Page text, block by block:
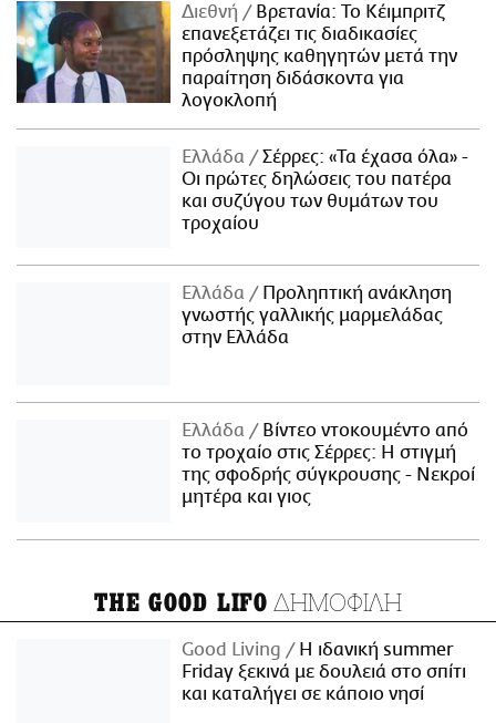
Διεθνή
Βρετανία: Το Κέιμπριτζ
επανεξετάζει τις διαδικασίες
πρόσληψης καθηγητών μετά την
παραίτηση διδάσκοντα για
λογοκλοπή
Ελλάδα
Σέρρες: «Τα έχασα όλα» -
Οι πρώτες δηλώσεις του πατέρα
και συζύγου των θυμάτων του
τροχαίου
Ελλάδα
Προληπτική ανάκληση
γνωστής γαλλικής μαρμελάδας
στην Ελλάδα
Ελλάδα
Βίντεο ντοκουμέντο από
το τροχαίο στις Σέρρες: Η στιγμή
της σφοδρής σύγκρουσης - Νεκροί
μητέρα και γιος
THE GOOD LIFO ΔΗΜΟΦΙΛΗ
Good Living
Η ιδανική summer
Friday ξεκινά με δουλειά στο σπίτι
και καταλήγει σε κάποιο νησί